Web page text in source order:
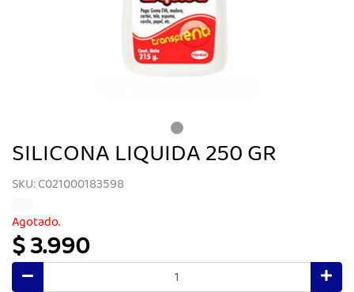
SILICONA LIQUIDA 250 GR
SKU: C021000183598
Agotado.
$ 3.990